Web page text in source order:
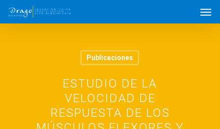
Publicaciones
ESTUDIO DE LA
VELOCIDAD DE
RESPUESTA DE LOS